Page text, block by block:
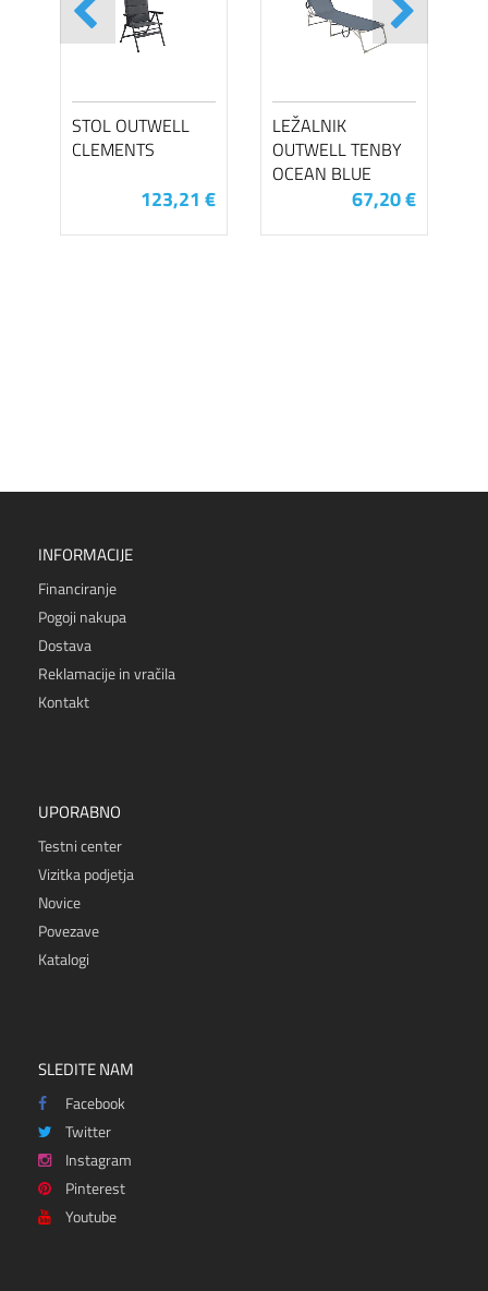
STOL OUTWELL
CLEMENTS
123,21 €
LEŽALNIK
OUTWELL TENBY
OCEAN BLUE
67,20 €
INFORMACIJE
Financiranje
Pogoji nakupa
Dostava
Reklamacije in vračila
Kontakt
UPORABNO
Testni center
Vizitka podjetja
Novice
Povezave
Katalogi
SLEDITE NAM
Facebook
Twitter
Instagram
Pinterest
Youtube